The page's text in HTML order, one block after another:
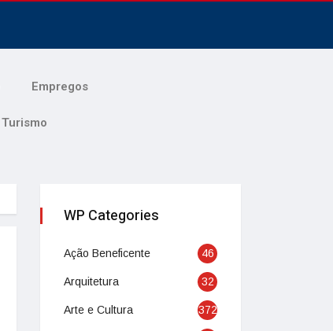
Empregos
Turismo
WP Categories
Ação Beneficente 46
Arquitetura 32
Arte e Cultura 372